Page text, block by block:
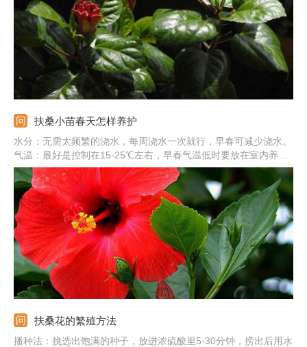
扶桑小苗春天怎样养护
水分：无需太频繁的浇水，每周浇水一次就行，早春可减少浇水。
气温：最好是控制在15-25℃左右，早春气温低时要放在室内养。
光照：应保证有充足的太阳光，可以将其放在阳光底下养护。通
风：要确保室内的通风性，在室内养时要注意多开窗。
扶桑花的繁殖方法
播种法：挑选出饱满的种子，放进浓硫酸里5-30分钟，捞出后用水